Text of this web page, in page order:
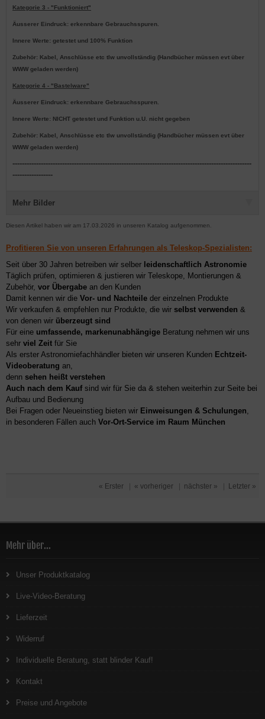
Kategorie 3 - "Funktioniert"
Äusserer Eindruck: erkennbare Gebrauchsspuren.
Innere Werte: getestet und 100% Funktion
Zubehör: Kabel, Anschlüsse etc tlw unvollständig (Handbücher müssen evt über
WWW geladen werden)
Kategorie 4 - "Bastelware"
Äusserer Eindruck: erkennbare Gebrauchsspuren.
Innere Werte: NICHT getestet und Funktion u.U. nicht gegeben
Zubehör: Kabel, Anschlüsse etc tlw unvollständig (Handbücher müssen evt über
WWW geladen werden)
-----------------------------------------------------------------------------------------------------
-----------------
Mehr Bilder
Diesen Artikel haben wir am 17.03.2026 in unseren Katalog aufgenommen.
Profitieren Sie von unseren Erfahrungen als Teleskop-Spezialisten:
Seit über 30 Jahren betreiben wir selber leidenschaftlich Astronomie
Täglich prüfen, optimieren & justieren wir Teleskope, Montierungen &
Zubehör, vor Übergabe an den Kunden
Damit kennen wir die Vor- und Nachteile der einzelnen Produkte
Wir verkaufen & empfehlen nur Produkte, die wir selbst verwenden &
von denen wir überzeugt sind
Für eine umfassende, markenunabhängige Beratung nehmen wir uns
sehr viel Zeit für Sie
Als erster Astronomiefachhändler bieten wir unseren Kunden Echtzeit-
Videoberatung an,
denn sehen heißt verstehen
Auch nach dem Kaufsind wir für Sie da & stehen weiterhin zur Seite bei
Aufbau und Bedienung
Bei Fragen oder Neueinstieg bieten wir Einweisungen & Schulungen,
in besonderen Fällen auch Vor-Ort-Service im Raum München
« Erster « vorheriger nächster » Letzter »
Mehr über...
Unser Produktkatalog
Live-Video-Beratung
Lieferzeit
Widerruf
Individuelle Beratung, statt blinder Kauf!
Kontakt
Preise und Angebote